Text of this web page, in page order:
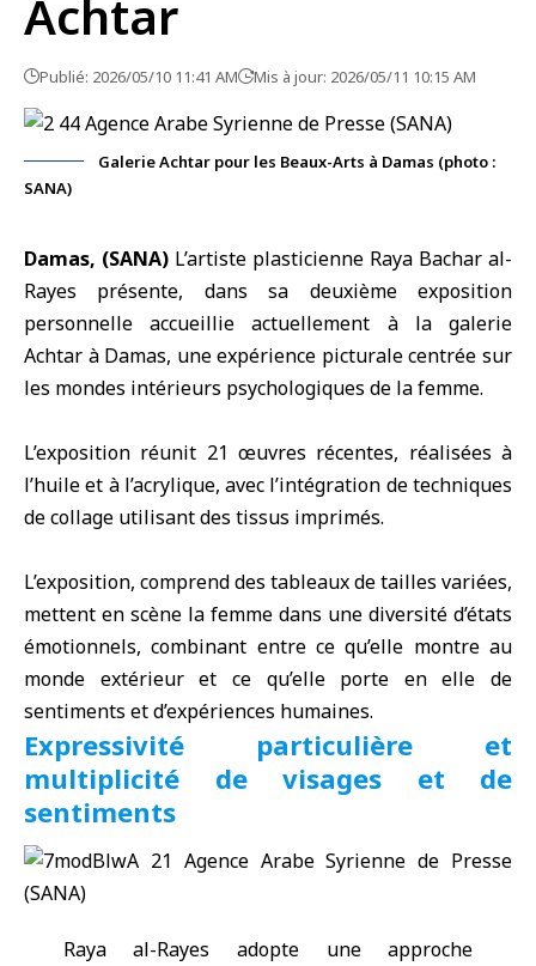
Achtar
Publié: 2026/05/10 11:41 AM Mis à jour: 2026/05/11 10:15 AM
Galerie Achtar pour les Beaux-Arts à Damas (photo :
SANA)
Damas, (SANA) L’artiste plasticienne Raya Bachar al-
Rayes présente, dans sa deuxième exposition
personnelle accueillie actuellement à lagalerie
Achtar à Damas, une expérience picturale centrée sur
les mondes intérieurs psychologiques de la femme.
L’exposition réunit 21 œuvres récentes, réalisées à
l’huile et à l’acrylique, avec l’intégration de techniques
de collage utilisant des tissus imprimés.
L’exposition, comprend des tableaux de tailles variées,
mettent en scène la femme dans une diversité d’états
émotionnels, combinant entre ce qu’elle montre au
monde extérieur et ce qu’elle porte en elle de
sentiments et d’expériences humaines.
Expressivité particulière et
multiplicité de visages et de
sentiments
Raya al-Rayes adopte une approche